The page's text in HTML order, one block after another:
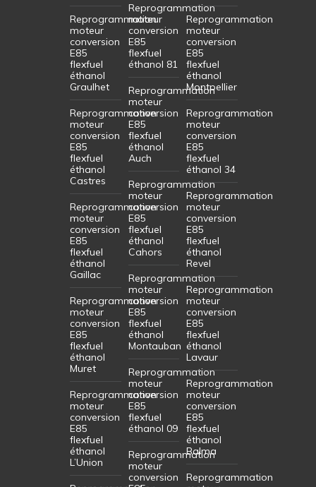
Reprogrammation
moteur
conversion
E85
flexfuel
éthanol
Graulhet
Reprogrammation
moteur
conversion
E85
flexfuel
éthanol
Castres
Reprogrammation
moteur
conversion
E85
flexfuel
éthanol
Gaillac
Reprogrammation
moteur
conversion
E85
flexfuel
éthanol
Muret
Reprogrammation
moteur
conversion
E85
flexfuel
éthanol
L’Union
Reprogrammation
moteur
conversion
E85
flexfuel
éthanol 81
Reprogrammation
moteur
conversion
E85
flexfuel
éthanol
Auch
Reprogrammation
moteur
conversion
E85
flexfuel
éthanol
Cahors
Reprogrammation
moteur
conversion
E85
flexfuel
éthanol
Montauban
Reprogrammation
moteur
conversion
E85
flexfuel
éthanol 09
Reprogrammation
moteur
conversion
Reprogrammation
moteur
conversion
E85
flexfuel
éthanol
Montpellier
Reprogrammation
moteur
conversion
E85
flexfuel
éthanol 34
Reprogrammation
moteur
conversion
E85
flexfuel
éthanol
Revel
Reprogrammation
moteur
conversion
E85
flexfuel
éthanol
Lavaur
Reprogrammation
moteur
conversion
E85
flexfuel
éthanol
Balma
Reprogrammation